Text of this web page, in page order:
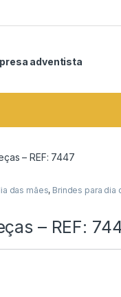
adventista
– REF: 7447
das mães, Brindes para dia
– REF: